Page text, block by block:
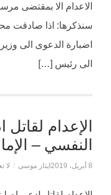
الاعدام الا بمقتضى
سنذكرها: اذا صادقت
اضبارة الدعوى الى
الى رئيس […]
الإعدام
النفسي –
8 أبريل، 2019 ايثار موسى / لا